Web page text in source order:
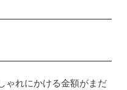
ゃれにかける金額がまだ